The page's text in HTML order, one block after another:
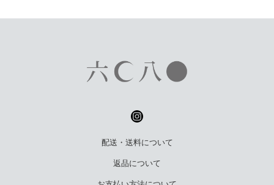
配送・送料について
返品について